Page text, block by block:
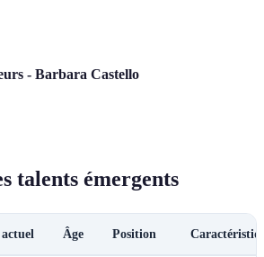
- Barbara Castello
talents émergents
Âge Position